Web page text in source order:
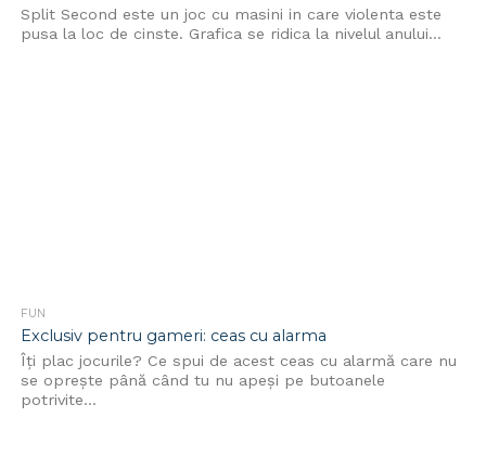
Split Second este un joc cu masini in care violenta este
pusa la loc de cinste. Grafica se ridica la nivelul anului...
FUN
Exclusiv pentru gameri: ceas cu alarma
Îţi plac jocurile? Ce spui de acest ceas cu alarmă care nu
se opreşte până când tu nu apeşi pe butoanele
potrivite...